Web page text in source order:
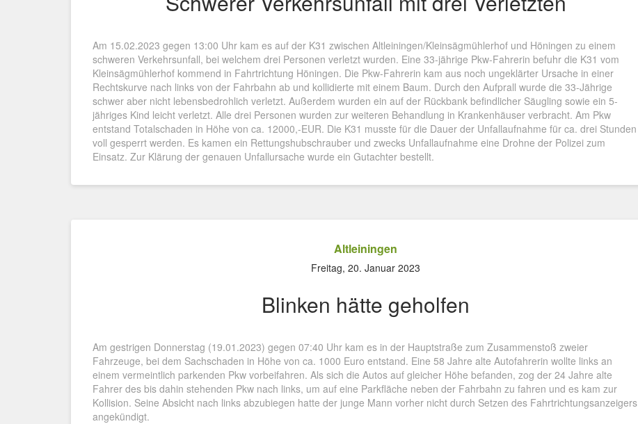
Am 15.02.2023 gegen 13:00 Uhr kam es auf der K31 zwischen Altleiningen/Kleinsägmühlerhof und Höningen zu einem
schweren Verkehrsunfall, bei welchem drei Personen verletzt wurden. Eine 33-jährige Pkw-Fahrerin befuhr die K31 vom
Kleinsägmühlerhof kommend in Fahrtrichtung Höningen. Die Pkw-Fahrerin kam aus noch ungeklärter Ursache in einer
Rechtskurve nach links von der Fahrbahn ab und kollidierte mit einem Baum. Durch den Aufprall wurde die 33-Jährige
schwer aber nicht lebensbedrohlich verletzt. Außerdem wurden ein auf der Rückbank befindlicher Säugling sowie ein 5-
jähriges Kind leicht verletzt. Alle drei Personen wurden zur weiteren Behandlung in Krankenhäuser verbracht. Am Pkw
entstand Totalschaden in Höhe von ca. 12000,-EUR. Die K31 musste für die Dauer der Unfallaufnahme für ca. drei Stunden
voll gesperrt werden. Es kamen ein Rettungshubschrauber und zwecks Unfallaufnahme eine Drohne der Polizei zum
Einsatz. Zur Klärung der genauen Unfallursache wurde ein Gutachter bestellt.
Altleiningen
Freitag, 20. Januar 2023
Blinken hätte geholfen
Am gestrigen Donnerstag (19.01.2023) gegen 07:40 Uhr kam es in der Hauptstraße zum Zusammenstoß zweier
Fahrzeuge, bei dem Sachschaden in Höhe von ca. 1000 Euro entstand. Eine 58 Jahre alte Autofahrerin wollte links an
einem vermeintlich parkenden Pkw vorbeifahren. Als sich die Autos auf gleicher Höhe befanden, zog der 24 Jahre alte
Fahrer des bis dahin stehenden Pkw nach links, um auf eine Parkfläche neben der Fahrbahn zu fahren und es kam zur
Kollision. Seine Absicht nach links abzubiegen hatte der junge Mann vorher nicht durch Setzen des Fahrtrichtungsanzeigers
angekündigt.